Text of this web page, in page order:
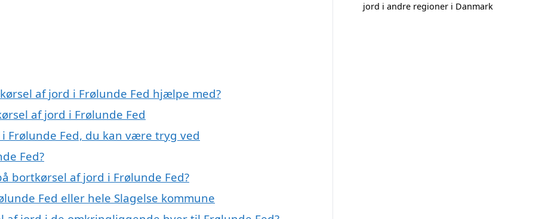
af jord i Frølunde Fed hjælpe med?
af jord i Frølunde Fed
Frølunde Fed, du kan være tryg ved
Fed?
bortkørsel af jord i Frølunde Fed?
Fed eller hele Slagelse kommune
jord i andre regioner i Danmark